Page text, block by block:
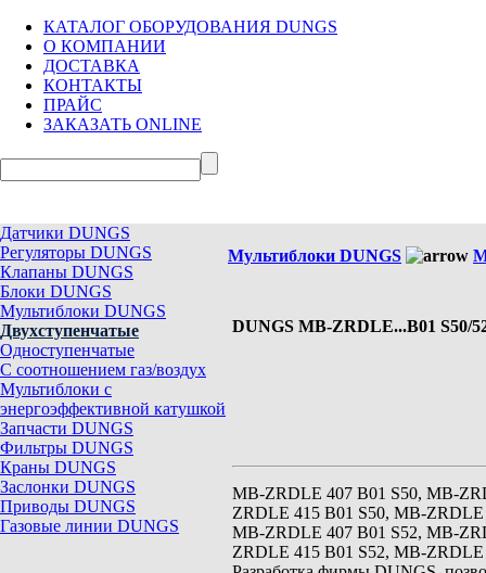
КАТАЛОГ ОБОРУДОВАНИЯ DUNGS
О КОМПАНИИ
ДОСТАВКА
КОНТАКТЫ
ПРАЙС
ЗАКАЗАТЬ ONLINE
Датчики DUNGS
Регуляторы DUNGS
Клапаны DUNGS
Блоки DUNGS
Мультиблоки DUNGS
Двухступенчатые
Одноступенчатые
С соотношением газ/воздух
Мультиблоки с
энергоэффективной катушкой
Запчасти DUNGS
Фильтры DUNGS
Краны DUNGS
Заслонки DUNGS
Приводы DUNGS
Газовые линии DUNGS
Мультиблоки DUNGS
DUNGS MB-ZRDLE...B01 S50/
MB-ZRDLE 407 B01 S50, MB-
ZRDLE 415 B01 S50, MB-ZRDLE
MB-ZRDLE 407 B01 S52, MB-
ZRDLE 415 B01 S52, MB-ZRDLE